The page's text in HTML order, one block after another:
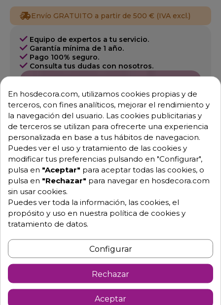
Envío GRATUITO a partir de 500 € (IVA excl.)
Equipo de expertos a tu servicio.
Garantía mínima de 1 año.
Pago 100% seguro.
Consulta tus dudas con nosotros.
info@hosdecora.com
Hablemos
Pide tu presupuesto
Detalles de producto
Vitrina refrigerada construida íntegramente en cristal
En hosdecora.com, utilizamos cookies propias y de
terceros, con fines analíticos, mejorar el rendimiento y
la navegación del usuario. Las cookies publicitarias y
de terceros se utilizan para ofrecerte una experiencia
personalizada en base a tus hábitos de navegacion.
Puedes ver el uso y tratamiento de las cookies y
modificar tus preferencias pulsando en "Configurar",
pulsa en "Aceptar" para aceptar todas las cookies, o
pulsa en "Rechazar" para navegar en hosdecora.com
sin usar cookies.
Puedes ver toda la información, las cookies, el
propósito y uso en nuestra política de cookies y
tratamiento de datos.
Configurar
Rechazar
Aceptar